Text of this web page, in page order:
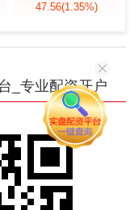
47.56(1.35%)
_专业配资开户